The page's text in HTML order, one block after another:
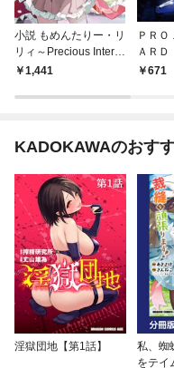
小説 もめんたりー・リ
リィ～Precious Interlu
des～ 1
1,441
ＰＲ
ＡＲ
～671
KADOKAWAのおす
淫獄団地【第1話】
私、蜘
をテイ